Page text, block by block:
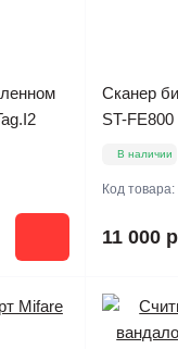
Сканер
ST-FE800
В наличии
Код товара:
11 000